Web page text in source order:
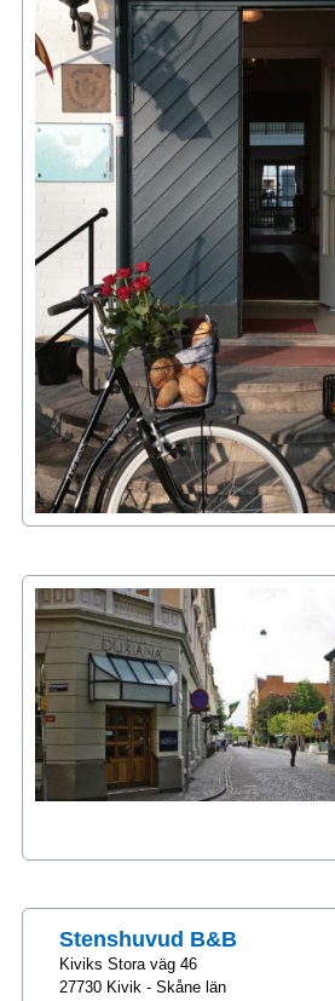
Stenshuvud B&B
Kiviks Stora väg 46
27730 Kivik - Skåne län